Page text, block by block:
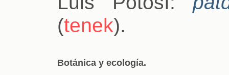
(tenek).
Botánica y ecología.